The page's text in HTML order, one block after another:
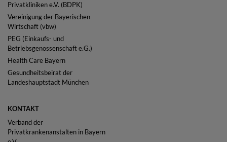
Privatkliniken e.V. (BDPK)
Vereinigung der Bayerischen
Wirtschaft (vbw)
PEG (Einkaufs- und
Betriebsgenossenschaft e.G.)
Health Care Bayern
Gesundheitsbeirat der
Landeshauptstadt München
KONTAKT
Verband der
Privatkrankenanstalten in Bayern